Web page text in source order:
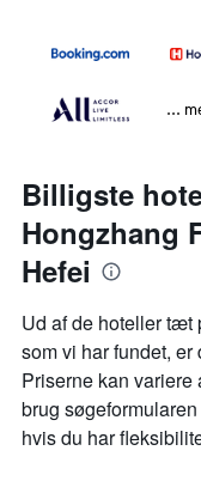
...
Billigste
Hongzhang
Hefei
Ud af de hoteller tæt
som vi har fundet,
Priserne kan
brug
hvis du har